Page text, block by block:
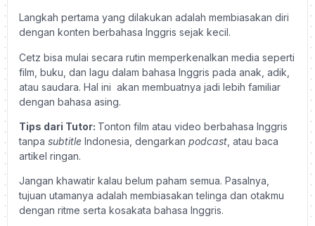
Langkah pertama yang dilakukan adalah membiasakan diri
dengan konten berbahasa Inggris sejak kecil.
Cetz bisa mulai secara rutin memperkenalkan media seperti
film, buku, dan lagu dalam bahasa Inggris pada anak, adik,
atau saudara. Hal ini akan membuatnya jadi lebih familiar
dengan bahasa asing.
Tips dari Tutor: Tonton film atau video berbahasa Inggris
tanpa subtitle Indonesia, dengarkan podcast , atau baca
artikel ringan.
Jangan khawatir kalau belum paham semua. Pasalnya,
tujuan utamanya adalah membiasakan telinga dan otakmu
dengan ritme serta kosakata bahasa Inggris.